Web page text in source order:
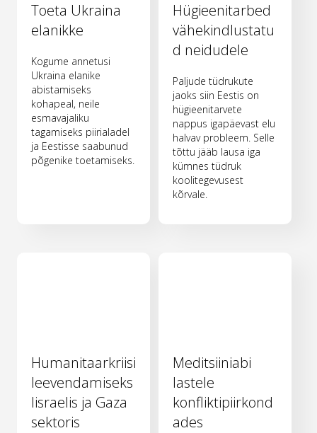
Toeta Ukraina
elanikke
Kogume annetusi
Ukraina elanike
abistamiseks
kohapeal, neile
esmavajaliku
tagamiseks piirialadel
ja Eestisse saabunud
põgenike toetamiseks.
Hügieenitarbed
vähekindlustatu
d neidudele
Paljude tüdrukute
jaoks siin Eestis on
hügieenitarvete
nappus igapäevast elu
halvav probleem. Selle
tõttu jääb lausa iga
kümnes tüdruk
koolitegevusest
kõrvale.
Humanitaarkriisi
leevendamiseks
Iisraelis ja Gaza
sektoris
Meditsiiniabi
lastele
konfliktipiirkond
ades